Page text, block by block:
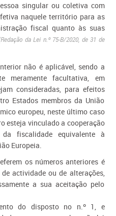
singular ou coletiva com
naquele território para as
fiscal quanto às suas
da Lei n.º 75-B/2020, de 31 de
não é aplicável, sendo a
meramente facultativa, em
consideradas, para efeitos
Estados membros da União
europeu, neste último caso
esteja vinculado a cooperação
fiscalidade equivalente à
Europeia.
os números anteriores é
actividade ou de alterações,
a sua aceitação pelo
do disposto no n.º 1, e